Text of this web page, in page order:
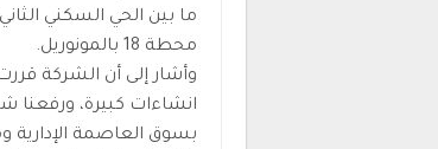
محطة 18 بالمونوريل.
وأشار إلى أن الشركة
انشاءات كبيرة،
بسوق العاصمة الإدارية